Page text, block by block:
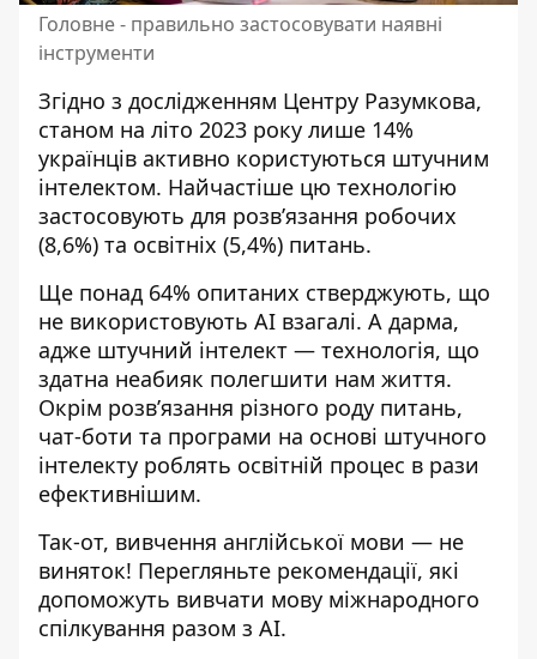
Головне - правильно застосовувати наявні
інструменти
Згідно з дослідженням Центру Разумкова,
станом на літо 2023 року лише 14%
українців активно користуються штучним
інтелектом. Найчастіше цю технологію
застосовують для розвʼязання робочих
(8,6%) та освітніх (5,4%) питань.
Ще понад 64% опитаних стверджують, що
не використовують AI взагалі. А дарма,
адже штучний інтелект — технологія, що
здатна неабияк полегшити нам життя.
Окрім розвʼязання різного роду питань,
чат-боти та програми на основі штучного
інтелекту роблять освітній процес в рази
ефективнішим.
Так-от, вивчення англійської мови — не
виняток! Перегляньте рекомендації, які
допоможуть вивчати мову міжнародного
спілкування разом з АІ.